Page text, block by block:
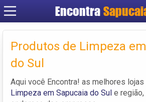
Encontra
Cadastrar
Criar conta
Produtos de Limpeza
do Sul
Aqui você Encontra! as melhores lojas
Limpeza em Sapucaia do Sul e